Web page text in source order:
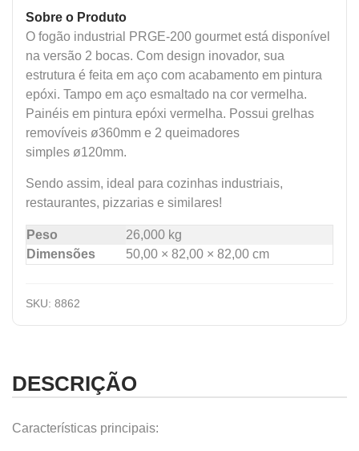
Sobre o Produto
O fogão industrial PRGE-200 gourmet está disponível
na versão 2 bocas. Com design inovador, sua
estrutura é feita em aço com acabamento em pintura
epóxi. Tampo em aço esmaltado na cor vermelha.
Painéis em pintura epóxi vermelha. Possui grelhas
removíveis ø360mm e 2 queimadores
simples ø120mm.
Sendo assim, ideal para cozinhas industriais,
restaurantes, pizzarias e similares!
Peso
26,000 kg
Dimensões
50,00 × 82,00 × 82,00 cm
SKU: 8862
DESCRIÇÃO
Características principais: